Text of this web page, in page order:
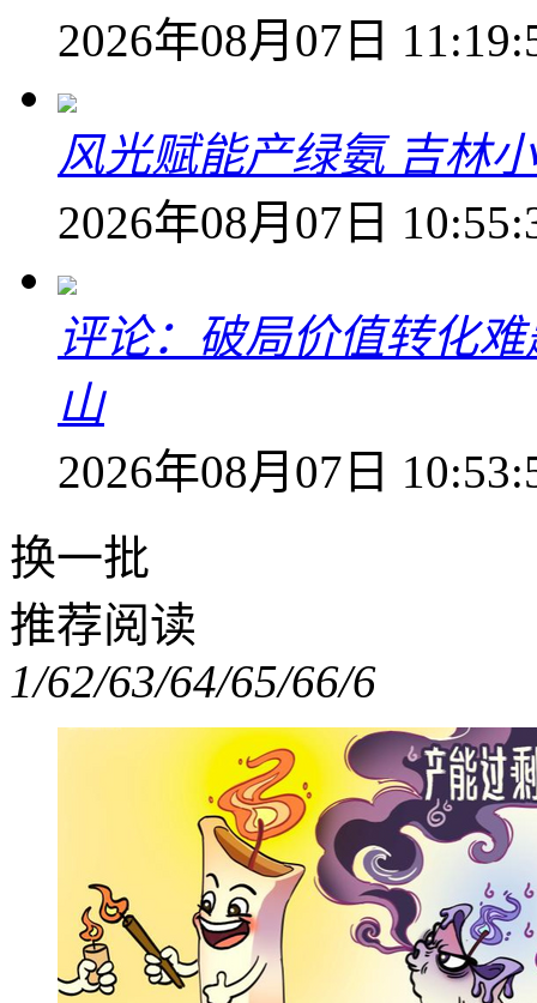
2026年08月07日
风光赋能产绿氨 吉林
2026年08月07日
评论：破局价值转化
山
2026年08月07日
换一批
推荐阅读
1/62/63/64/65/66/6